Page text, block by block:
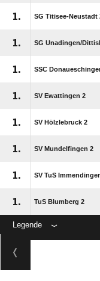
1. SG Titisee-Neustadt
1. SG Unadingen/​
1. SSC
1. SV Ewattingen 2
1. SV Hölzlebruck 2
1. SV Mundelfingen 2
1. SV TuS
1. TuS Blumberg 2
Legende